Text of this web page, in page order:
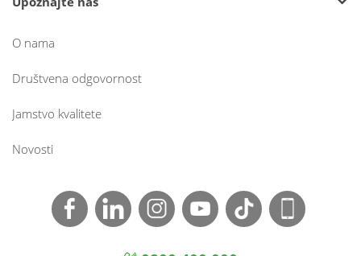
O nama
Društvena odgovornost
Jamstvo kvalitete
Novosti